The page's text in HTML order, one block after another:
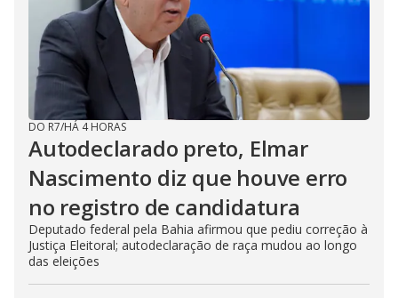
DO R7/HÁ 4 HORAS
Autodeclarado preto, Elmar
Nascimento diz que houve erro
no registro de candidatura
Deputado federal pela Bahia afirmou que pediu correção à
Justiça Eleitoral; autodeclaração de raça mudou ao longo
das eleições